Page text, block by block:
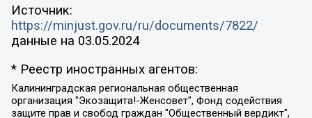
Источник:
https://minjust.gov.ru/ru/documents/7822/
данные на 03.05.2024
* Реестр иностранных агентов:
Калининградская региональная общественная организация "Экозащита!-Женсовет", Фонд содействия защите прав и свобод граждан "Общественный вердикт", Фонд "Институт Развития Свободы Информации", Частное учреждение "Информационное агентство МЕМО. РУ", Региональная общественная организация "Общественная комиссия по сохранению наследия академика Сахарова", Фонд поддержки свободы прессы, Санкт-Петербургская общественная правозащитная организация "Гражданский контроль", Межрегиональная общественная организация "Информационно-просветительский центр "Мемориал", Региональный Фонд "Центр Защиты Прав Средств Массовой Информации", с 05.12.2023 Фонд "Центр Защиты Прав Средств массовой информации", Региональная общественная благотворительная организация помощи беженцам и мигрантам "Гражданское содействие", Негосударственное образовательное учреждение дополнительного профессионального образования (повышение квалификации) специалистов "АКАДЕМИЯ ПО ПРАВАМ ЧЕЛОВЕКА", Свердловская региональная общественная организация "Сутяжник", Автономная некоммерческая организация "Центр независимых социологических исследований", Союз общественных объединений "Российский исследовательский центр по правам человека", Региональное общественное учреждение научно-информационный центр "МЕМОРИАЛ", Некоммерческая организация "Фонд защиты гласности", Автономная некоммерческая организация "Институт прав человека", Городская общественная организация "Екатеринбургское общество "МЕМОРИАЛ", Городская общественная организация "Рязанское историко-просветительское и правозащитное общество "Мемориал" (Рязанский Мемориал), Челябинский региональный орган общественной самодеятельности – женское общественное объединение "Женщины Евразии", Челябинский региональный орган общественной самодеятельности "Уральская правозащитная группа", Фонд содействия защите здоровья и социальной справедливости имени Андрея Рылькова, Автономная Некоммерческая Организация "Аналитический Центр Юрия Левады", Автономная некоммерческая организация социальной поддержки населения "Проект Апрель", Региональная общественная организация помощи женщинам и детям, находящимся в кризисной ситуации "Информационно-методический центр "Анна", Фонд содействия развитию массовых коммуникаций и правовому просвещению "Так-так-Так", Фонд содействия устойчивому развитию "Серебряная тайга", Свердловский региональный общественный фонд социальных проектов "Новое время", "Idel.Реалии", Кавказ.Реалии, Крым.Реалии, Телеканал Настоящее Время, Татаро-башкирская служба Радио Свобода (Azatliq Radiosi), Радио Свободная Европа/Радио Свобода (PCE/PC), "Сибирь.Реалии", "Фактограф", Благотворительный фонд помощи осужденным и их семьям, Автономная некоммерческая организация "Институт глобализации и социальных движений", Фонд "В защиту прав заключенных", Частное учреждение "Центр поддержки и содействия развитию средств массовой информации", Пензенский региональный общественный благотворительный фонд "Гражданский союз", "Север.Реалии", Некоммерческая организация Фонд "Правовая инициатива", Общество с ограниченной ответственностью "Радио Свободная Европа/Радио Свобода", Чешское информационное агентство "MEDIUM-ORIENT", Красноярская региональная общественная организация "Мы против СПИДа", Камалягин Денис Николаевич, Маркелов Сергей Евгеньевич, Пономарев Лев Александрович, Савицкая Людмила Алексеевна, Автономная некоммерческая организация "Центр по работе с проблемой насилия "НАСИЛИЮ.НЕТ", Межрегиональный профессиональный союз работников здравоохранения "Альянс врачей", Юридическое лицо, зарегистрированное в Латвийской Республике, SIA "Medusa Project" (регистрационный номер 40103797863, дата регистрации 10.06.2014), Некоммерческая организация "Фонд по борьбе с коррупцией", Автономная некоммерческая организация "Институт права и публичной политики", Баданин Роман Сергеевич, Гликин Максим Александрович, Железнова Мария Михайловна, Лукьянова Юлия Сергеевна, Маетная Елизавета Витальевна, Маняхин Петр Борисович, Чуракова Ольга Владимировна, Ярош Юлия Петровна, Юридическое лицо "The Insider SIA", зарегистрированное в Риге, Латвийская Республика (дата регистрации 26.06.2015), являющееся администратором доменного имени интернет-издания "The Insider SIA", https://theins.ru, Постернак Алексей Евгеньевич, Рубин Михаил Аркадьевич, Анин Роман Александрович, Юридическое лицо Istories fonds, зарегистрированное в Латвийской Республике (регистрационный номер 50008295751, дата регистрации 24.02.2020), Великовский Дмитрий Александрович, Долинина Ирина Николаевна, Мароховская Алеся Алексеевна, Шлейнов Роман Юрьевич, Шмагун Олеся Валентиновна, Общество с ограниченной ответственностью "Альтаир 2021", Общество с ограниченной ответственностью "Вега 2021", Общество с ограниченной ответственностью "Главный редактор 2021", Общество с ограниченной ответственностью "Ромашки монолит", Важенков Артем Валерьевич, Ивановская областная общественная организация "Центр гендерных исследований", Гурман Юрий Альбертович, Медиапроект "ОВД-Инфо", Егоров Владимир Владимирович, Жилинский Владимир Александрович, Общество с ограниченной ответственностью "ЗП", Иванова София Юрьевна, Карезина Инна Павловна, Кильтау Екатерина Викторовна, Петров Алексей Викторович, Пискунов Сергей Евгеньевич, Смирнов Сергей Сергеевич, Тихонов Михаил Сергеевич, Общество с ограниченной ответственностью "ЖУРНАЛИСТ-ИНОСТРАННЫЙ АГЕНТ", Арапова Галина Юрьевна, Вольтская Татьяна Анатольевна, Американская компания "Mason G.E.S. Anonymous Foundation" (США), являющаяся владельцем интернет-издания https://mnews.world/, Компания "Stichting Bellingcat", зарегистрированная в Нидерландах (дата регистрации 11.07.2018), Захаров Андрей Вячеславович, Клепиковская Екатерина Дмитриевна, Общество с ограниченной ответственностью "МЕМО", Перл Роман Александрович, Симонов Евгений Алексеевич, Соловьева Елена Анатольевна, Сотников Даниил Владимирович, Сурначева Елизавета Дмитриевна, Автономная некоммерческая организация по защите прав человека и информированию населения "Якутия – Наше Мнение", Общество с ограниченной ответственностью "Москоу диджитал медиа", с 26.01.2023 Общество с ограниченной ответственностью "Чайка Белые сады", Ветошкина Валерия Валерьевна, Заговора Максим Александрович, Межрегиональное общественное движение "Российская ЛГБТ - сеть", Оленичев Максим Владимирович, Павлов Иван Юрьевич, Скворцова Елена Сергеевна, Общество с ограниченной ответственностью "Как бы инагент", Кочетков Игорь Викторович, Общество с ограниченной ответственностью "Честные выборы", Еланчик Олег Александрович, Общество с ограниченной ответственностью "Нобелевский призыв", Гималова Регина Эмилевна, Григорьев Андрей Валерьевич, Григорьева Алина Александровна, Ассоциация по содействию защите прав призывников, альтернативнослужащих и военнослужащих "Правозащитная группа "Гражданин.Армия.Право", Хисамова Регина Фаритовна, Автономная некоммерческая организация по реализации социально-правовых программ "Лилит", Дальневосточное общественное движение "Маяк", Санкт-Петербургская ЛГБТ-инициативная группа "Выход", Инициативная группа ЛГБТ+ "Реверс", Алексеев Андрей Викторович, Бекбулатова Таисия Львовна, Беляев Иван Михайлович, Владыкина Елена Сергеевна, Гельман Марат Александрович, Никульшина Вероника Юрьевна, Толоконникова Надежда Андреевна, Шендерович Виктор Анатольевич, Общество с ограниченной ответственностью "Данное сообщение", Общество с ограниченной ответственностью Издательский дом "Новая глава", Айнбиндер Александра Александровна, Московский комьюнити-центр для ЛГБТ+инициатив, Благотворительный фонд развития филантропии, Deutsche Welle (Германия, Kurt-Schumacher-Strasse 3, 53113 Bonn), Борзунова Мария Михайловна, Воробьев Виктор Викторович, Голубева Анна Львовна, Константинова Алла Михайловна, Малкова Ирина Владимировна, Мурадов Мурад Абдулгалимович, Осетинская Елизавета Николаевна, Понасенков Евгений Николаевич, Ганапольский Матвей Юрьевич, Киселев Евгений Алексеевич, Борухович Ирина Григорьевна, Дремин Иван Тимофеевич, Дубровский Дмитрий Викторович, Красноярская региональная общественная организация поддержки и развития альтернативных образовательных технологий и межкультурных коммуникаций "ИНТЕРРА", Маяковская Екатерина Алексеевна, Фейгин Марк Захарович, Филимонов Андрей Викторович, Дзугкоева Регина Николаевна, Доброхотов Роман Александрович, Дудь Юрий Александрович, Елкин Сергей Владимирович, Кругликов Кирилл Игоревич, Сабунаева Мария Леонидовна, Семенов Алексей Владимирович, Шаинян Карен Багратович, Шульман Екатерина Михайловна, Асафьев Артур Валерьевич, Вахштайн Виктор Семенович, Венедиктов Алексей Алексеевич, Лушникова Екатерина Евгеньевна, Волков Леонид Михайлович, Невзоров Александр Глебович, Пархоменко Сергей Борисович, Сироткин Ярослав Николаевич, Кара-Мурза Владимир Владимирович, Баранова Наталья Владимировна, Гозман Леонид Яковлевич, Кагарлицкий Борис Юльевич, Климарев Михаил Валерьевич, Милов Владимир Станиславович, Автономная некоммерческая организация Краснодарский центр современного искусства "Типография", Моргенштерн Алишер Тагирович, Соболь Любовь Эдуардовна, Общество с ограниченной ответственностью "ЛИЗА НОРМ", Каспаров Гарри Кимович, Ходорковский Михаил Борисович, Общество с ограниченной ответственностью "Апрельские тезисы", Данилович Ирина Брониславовна, Кашин Олег Владимирович, Петров Николай Владимирович, Пивоваров Алексей Владимирович, Соколов Михаил Владимирович, Цветкова Юлия Владимировна, Чичваркин Евгений Александрович, Комитет против пыток/Команда против пыток, Общество с ограниченной ответственностью "Первый научный", Общество с ограниченной ответственностью "Вертолет и ко", Белоцерковская Вероника Борисовна, Кац Максим Евгеньевич, Лазарева Татьяна Юрьевна, Шаведдинов Руслан Табризович, Яшин Илья Валерьевич, Общество с ограниченной ответственностью "Иноагент ААВ", Алешковский Дмитрий Петрович, Альбац Евгения Марковна, Быков Дмитрий Львович, Галямина Юлия Евгеньевна, Лойко Сергей Леонидович, Мартынов Кирилл Константинович, Медведев Сергей Александрович, Крашенинников Федор Геннадиевич, Гордеева Катерина Вл